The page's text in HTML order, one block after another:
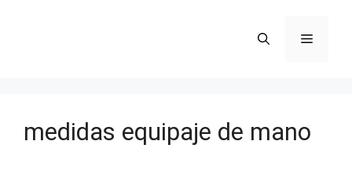
Menú
medidas equipaje de mano